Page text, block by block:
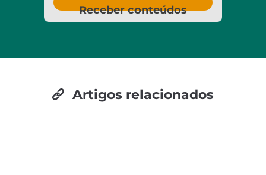
Receber conteúdos
Artigos relacionados